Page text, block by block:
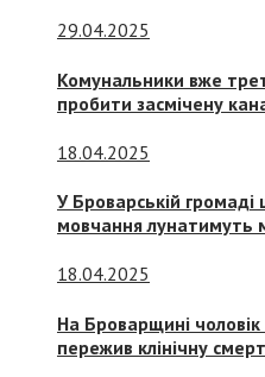
29.04.2025
Комунальники вже
пробити засмічену
18.04.2025
У Броварській
мовчання лунатимуть
18.04.2025
На Броварщині
пережив клінічну